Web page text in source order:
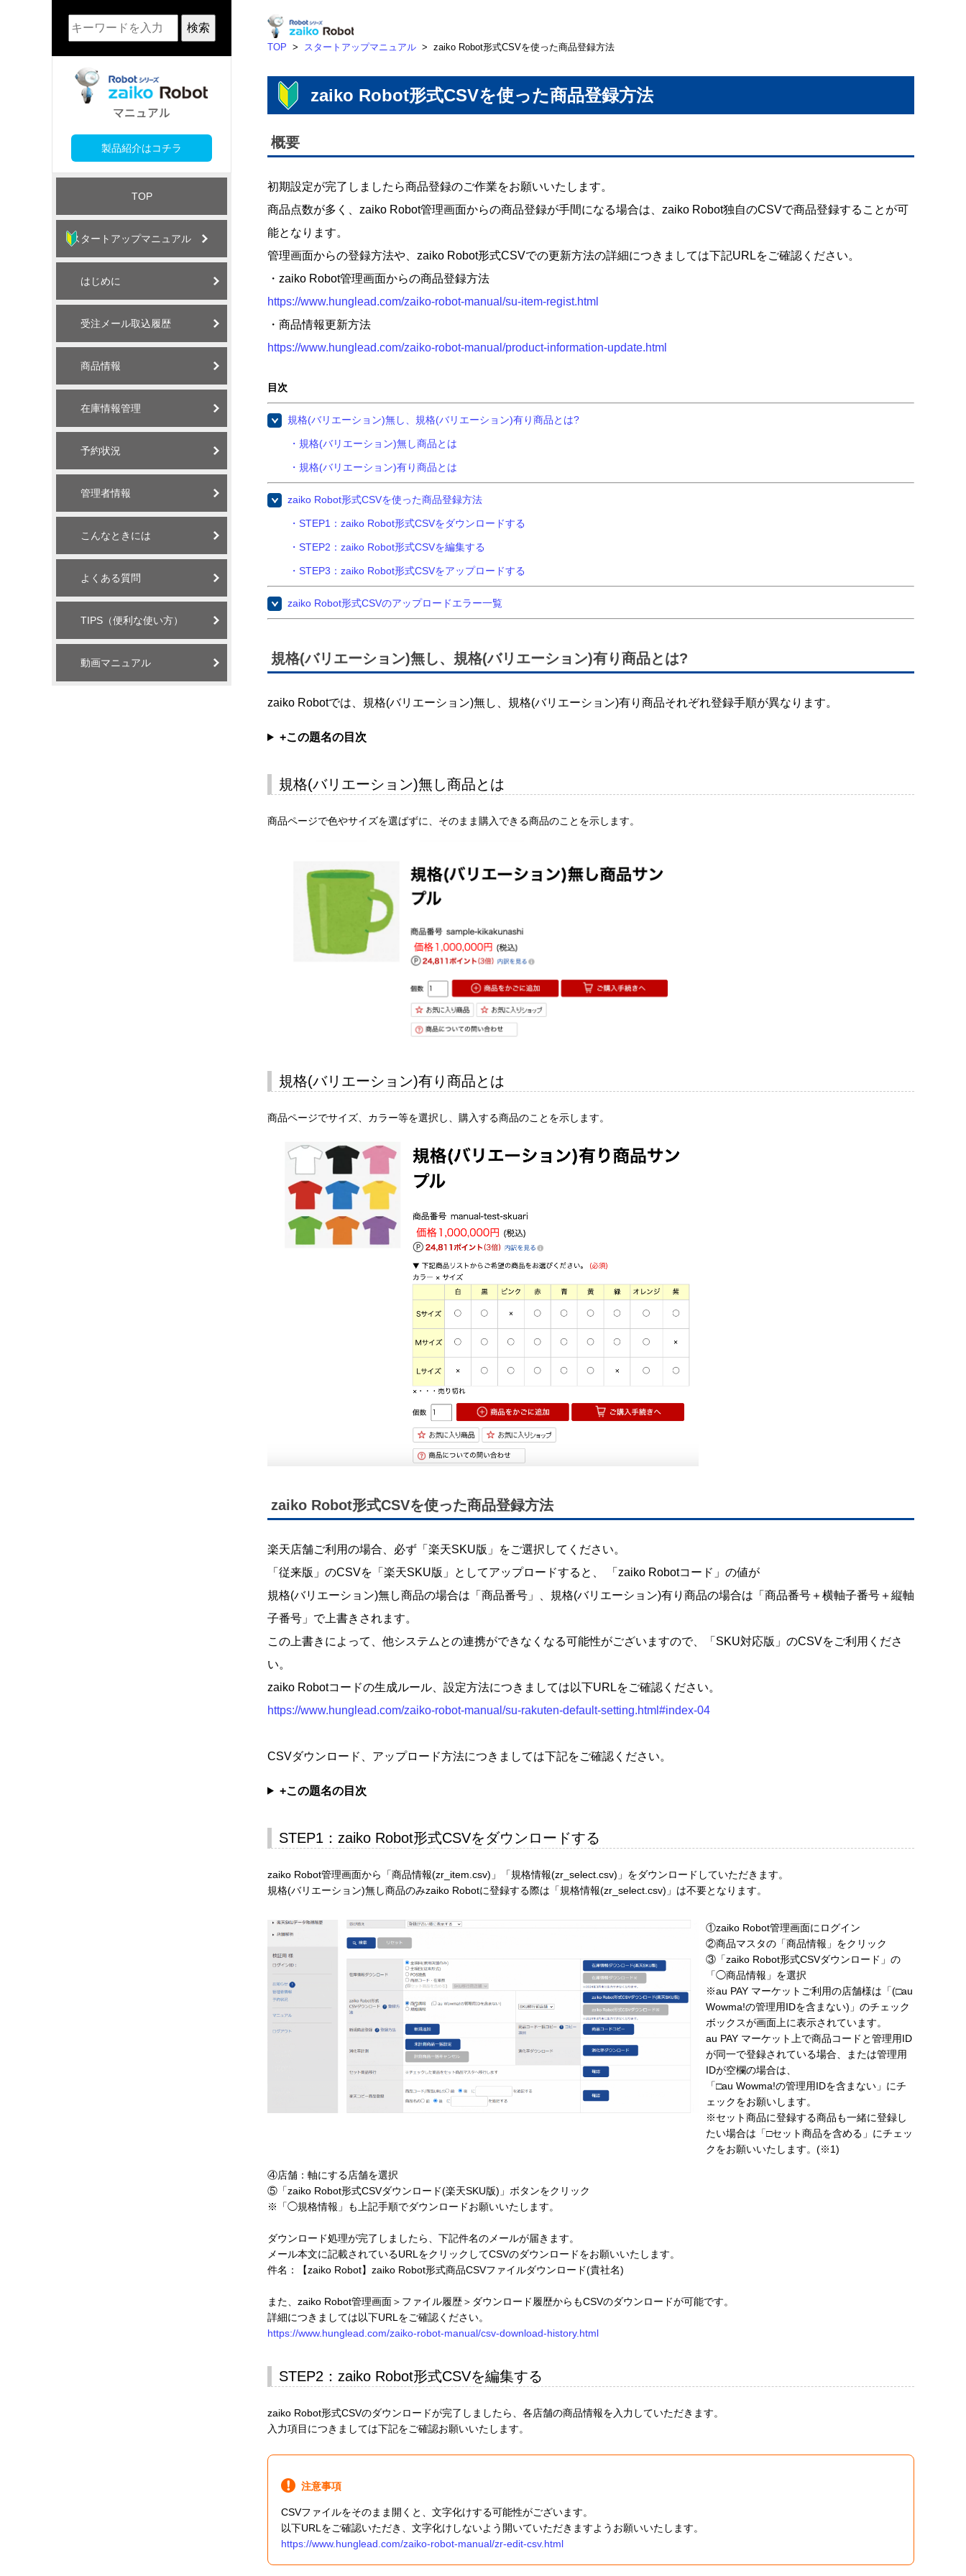
検索
製品紹介はコチラ
TOP
スタートアップマニュアル
はじめに
受注メール取込履歴
商品情報
在庫情報管理
予約状況
管理者情報
こんなときには
よくある質問
TIPS（便利な使い方）
動画マニュアル
TOP > スタートアップマニュアル > zaiko Robot形式CSVを使った商品登録方法
zaiko Robot形式CSVを使った商品登録方法
概要
初期設定が完了しましたら商品登録のご作業をお願いいたします。
商品点数が多く、zaiko Robot管理画面からの商品登録が手間になる場合は、zaiko Robot独自のCSVで商品登録することが可
能となります。
管理画面からの登録方法や、zaiko Robot形式CSVでの更新方法の詳細につきましては下記URLをご確認ください。
・zaiko Robot管理画面からの商品登録方法
https://www.hunglead.com/zaiko-robot-manual/su-item-regist.html
・商品情報更新方法
https://www.hunglead.com/zaiko-robot-manual/product-information-update.html
目次
規格(バリエーション)無し、規格(バリエーション)有り商品とは?
・規格(バリエーション)無し商品とは
・規格(バリエーション)有り商品とは
zaiko Robot形式CSVを使った商品登録方法
・STEP1：zaiko Robot形式CSVをダウンロードする
・STEP2：zaiko Robot形式CSVを編集する
・STEP3：zaiko Robot形式CSVをアップロードする
zaiko Robot形式CSVのアップロードエラー一覧
規格(バリエーション)無し、規格(バリエーション)有り商品とは?
zaiko Robotでは、規格(バリエーション)無し、規格(バリエーション)有り商品それぞれ登録手順が異なります。
+この題名の目次
規格(バリエーション)無し商品とは
商品ページで色やサイズを選ばずに、そのまま購入できる商品のことを示します。
規格(バリエーション)有り商品とは
商品ページでサイズ、カラー等を選択し、購入する商品のことを示します。
zaiko Robot形式CSVを使った商品登録方法
楽天店舗ご利用の場合、必ず「楽天SKU版」をご選択してください。
「従来版」のCSVを「楽天SKU版」としてアップロードすると、 「zaiko Robotコード」の値が
規格(バリエーション)無し商品の場合は「商品番号」、規格(バリエーション)有り商品の場合は「商品番号＋横軸子番号＋縦軸
子番号」で上書きされます。
この上書きによって、他システムとの連携ができなくなる可能性がございますので、「SKU対応版」のCSVをご利用くださ
い。
zaiko Robotコードの生成ルール、設定方法につきましては以下URLをご確認ください。
https://www.hunglead.com/zaiko-robot-manual/su-rakuten-default-setting.html#index-04
CSVダウンロード、アップロード方法につきましては下記をご確認ください。
+この題名の目次
STEP1：zaiko Robot形式CSVをダウンロードする
zaiko Robot管理画面から「商品情報(zr_item.csv)」「規格情報(zr_select.csv)」をダウンロードしていただきます。
規格(バリエーション)無し商品のみzaiko Robotに登録する際は「規格情報(zr_select.csv)」は不要となります。
①zaiko Robot管理画面にログイン
②商品マスタの「商品情報」をクリック
③「zaiko Robot形式CSVダウンロード」の
「◯商品情報」を選択
※au PAY マーケットご利用の店舗様は「(□au
Wowma!の管理用IDを含まない)」のチェック
ボックスが画面上に表示されています。
au PAY マーケット上で商品コードと管理用ID
が同一で登録されている場合、または管理用
IDが空欄の場合は、
「□au Wowma!の管理用IDを含まない」にチ
ェックをお願いします。
※セット商品に登録する商品も一緒に登録し
たい場合は「□セット商品を含める」にチェッ
クをお願いいたします。(※1)
④店舗：軸にする店舗を選択
⑤「zaiko Robot形式CSVダウンロード(楽天SKU版)」ボタンをクリック
※「◯規格情報」も上記手順でダウンロードお願いいたします。
ダウンロード処理が完了しましたら、下記件名のメールが届きます。
メール本文に記載されているURLをクリックしてCSVのダウンロードをお願いいたします。
件名：【zaiko Robot】zaiko Robot形式商品CSVファイルダウンロード(貴社名)
また、zaiko Robot管理画面＞ファイル履歴＞ダウンロード履歴からもCSVのダウンロードが可能です。
詳細につきましては以下URLをご確認ください。
https://www.hunglead.com/zaiko-robot-manual/csv-download-history.html
STEP2：zaiko Robot形式CSVを編集する
zaiko Robot形式CSVのダウンロードが完了しましたら、各店舗の商品情報を入力していただきます。
入力項目につきましては下記をご確認お願いいたします。
注意事項
CSVファイルをそのまま開くと、文字化けする可能性がございます。
以下URLをご確認いただき、文字化けしないよう開いていただきますようお願いいたします。
https://www.hunglead.com/zaiko-robot-manual/zr-edit-csv.html